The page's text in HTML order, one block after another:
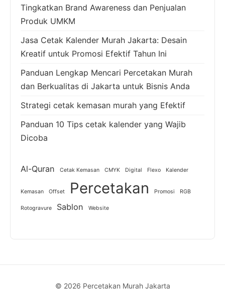
Tingkatkan Brand Awareness dan Penjualan
Produk UMKM
Jasa Cetak Kalender Murah Jakarta: Desain
Kreatif untuk Promosi Efektif Tahun Ini
Panduan Lengkap Mencari Percetakan Murah
dan Berkualitas di Jakarta untuk Bisnis Anda
Strategi cetak kemasan murah yang Efektif
Panduan 10 Tips cetak kalender yang Wajib
Dicoba
Al-Quran Cetak Kemasan CMYK Digital Flexo Kalender
Kemasan Offset Percetakan Promosi RGB
Rotogravure Sablon Website
© 2026 Percetakan Murah Jakarta